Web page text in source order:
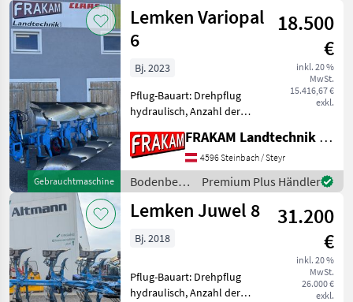
Gebrauchtmaschine
Lemken Variopal
6
18.500
€
inkl. 20 %
MwSt.
15.416,67 €
exkl.
Bj. 2023
Pflug-Bauart: Drehpflug
hydraulisch, Anzahl der
Maiseinleger, Scheibensech,
hydr.
Schnittbreitenverstellung,
Stützrad, Vorschäler - 4
Schar - hydraulisch
FRAKAM Landtechnik GmbH
4596 Steinbach / Steyr
Bodenbearbeitung
/ Lemken
Premium Plus Händler
Lemken Juwel 8
31.200
€
inkl. 20 %
MwSt.
26.000 €
exkl.
Bj. 2018
Pflug-Bauart: Drehpflug
hydraulisch, Anzahl der